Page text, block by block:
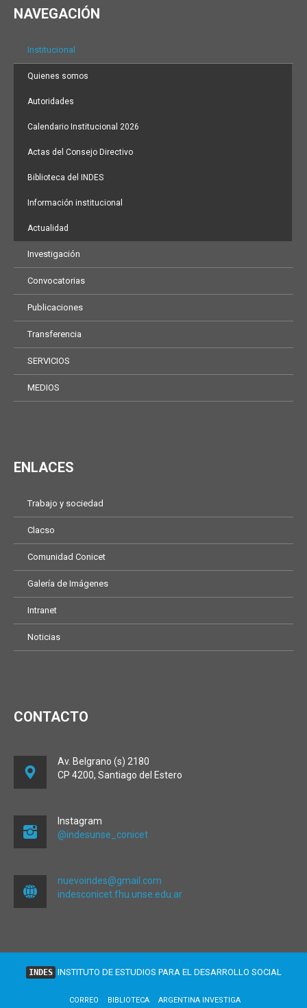
NAVEGACIÓN
Institucional
Quienes somos
Autoridades
Calendario Institucional 2026
Actas del Consejo Directivo
Biblioteca del INDES
Información institucional
Actualidad
Investigación
Convocatorias
Publicaciones
Transferencia
SERVICIOS
MEDIOS
ENLACES
Trabajo y sociedad
Clacso
Comunidad Conicet
Galería de Imágenes
Intranet
Noticias
CONTACTO
Av. Belgrano (s) 2180
CP 4200, Santiago del Estero
Instagram
@indesunse_conicet
nuevoindes@gmail.com
indesconicet.fhu.unse.edu.ar
INDES INSTITUTO DE ESTUDIOS PARA EL DESARROLLO SOCIAL
CORREO BIBLIOTECA ARGENTINA INVESTIGA